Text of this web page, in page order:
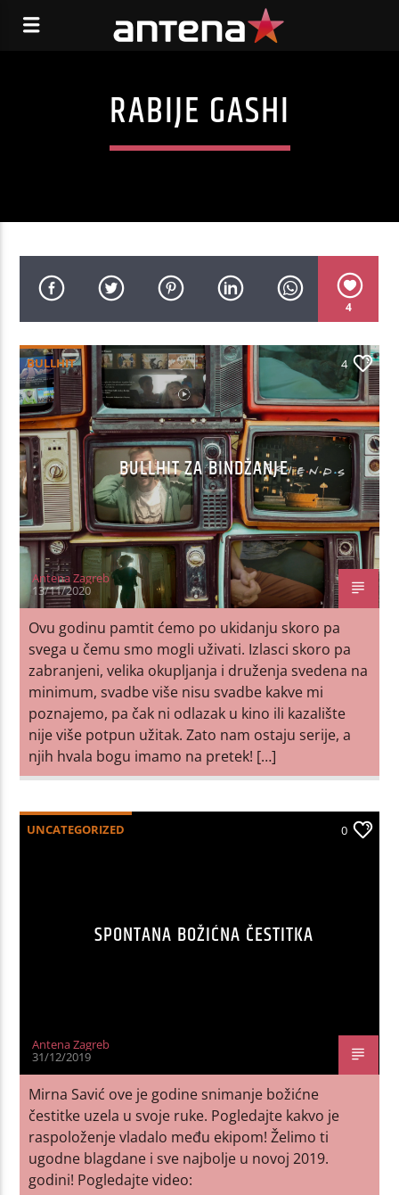
RABIJE GASHI
4
BULLHIT 4
BULLHIT ZA BINDŽANJE
Antena Zagreb
13/11/2020
Ovu godinu pamtit ćemo po ukidanju skoro pa
svega u čemu smo mogli uživati. Izlasci skoro pa
zabranjeni, velika okupljanja i druženja svedena na
minimum, svadbe više nisu svadbe kakve mi
poznajemo, pa čak ni odlazak u kino ili kazalište
nije više potpun užitak. Zato nam ostaju serije, a
njih hvala bogu imamo na pretek! […]
UNCATEGORIZED 0
SPONTANA BOŽIĆNA ČESTITKA
Antena Zagreb
31/12/2019
Mirna Savić ove je godine snimanje božićne
čestitke uzela u svoje ruke. Pogledajte kakvo je
raspoloženje vladalo među ekipom! Želimo ti
ugodne blagdane i sve najbolje u novoj 2019.
godini! Pogledajte video: